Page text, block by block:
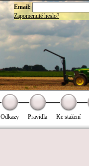
Email:
Zapomenuté heslo?
Odkazy Pravidla Ke stažení